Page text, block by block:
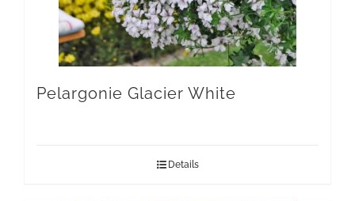
Pelargonie Glacier White
Details